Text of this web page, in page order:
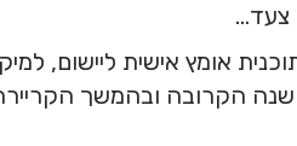
צעד…
אומץ אישית ליישום,
הקרובה ובהמשך